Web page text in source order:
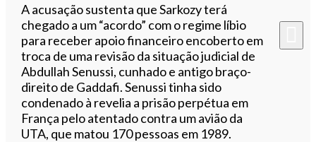
A acusação sustenta que Sarkozy terá
chegado a um “acordo” com o regime líbio
para receber apoio financeiro encoberto em
troca de uma revisão da situação judicial de
Abdullah Senussi, cunhado e antigo braço-
direito de Gaddafi. Senussi tinha sido
condenado à revelia a prisão perpétua em
França pelo atentado contra um avião da
UTA, que matou 170 pessoas em 1989.